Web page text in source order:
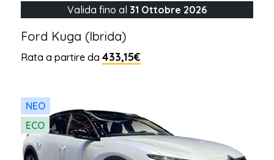
Valida fino al 31 Ottobre 2026
Ford Kuga (Ibrida)
Rata a partire da433,15€
NEO
ECO